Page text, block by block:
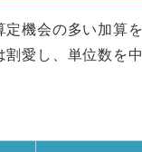
定機会の多い加算
愛し、単位数を